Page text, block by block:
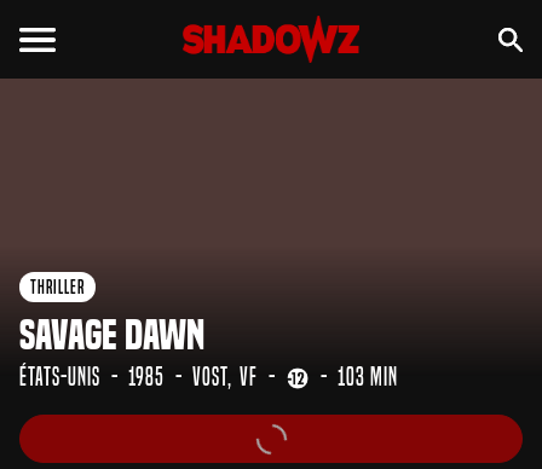
Thriller
Savage Dawn
États-Unis 1985 VOST VF 103 min